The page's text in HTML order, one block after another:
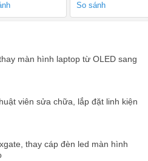
So sánh
màn hình laptop từ OLED sang
viên sửa chữa, lắp đặt linh kiện
thay cáp đèn led màn hình